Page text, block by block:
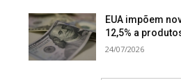
EUA impõem
12,5% a
24/07/2026